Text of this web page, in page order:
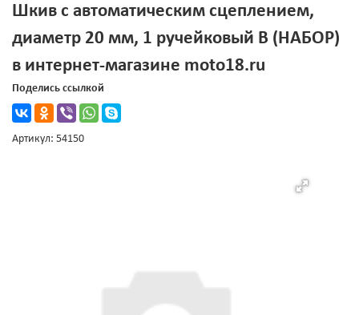
Шкив с автоматическим сцеплением,
диаметр 20 мм, 1 ручейковый В (НАБОР)
в интернет-магазине moto18.ru
Поделись ссылкой
Артикул: 54150